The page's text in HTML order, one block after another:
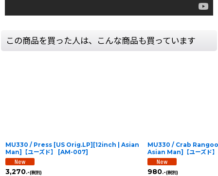
この商品を買った人は、こんな商品も買っています
MU330 / Press [US Orig.LP][12inch | Asian
Man]【ユーズド】
[AM-007]
3,270.-(税別)
MU330 / Crab
Asian Man]【ユーズド】
980.-(税別)